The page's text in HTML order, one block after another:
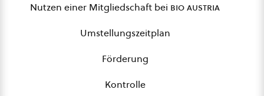
Nutzen einer Mitgliedschaft bei bio austria
Umstellungszeitplan
Förderung
Kontrolle